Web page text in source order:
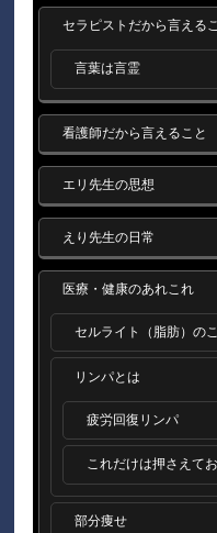
セラピストだから言える
言葉は言霊
看護師だから言えること
エリ先生の思想
えり先生の日常
医療・健康のあれこれ
セルライト（脂肪）の
リンパとは
疲労回復リンパ
これだけは押さえて
部分痩せ